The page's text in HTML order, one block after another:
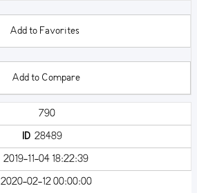
Add to Favorites
Add to Compare
790
ID28489
2019-11-04 18:22:39
2020-02-12 00:00:00